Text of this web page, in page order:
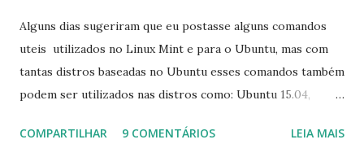
Alguns dias sugeriram que eu postasse alguns comandos
uteis utilizados no Linux Mint e para o Ubuntu, mas com
tantas distros baseadas no Ubuntu esses comandos também
podem ser utilizados nas distros como: Ubuntu 15.04,
Linux Mint 17, Pinguy OS 14.04, Elementary OS 0.3, Deepin
COMPARTILHAR 9 COMENTÁRIOS LEIA MAIS